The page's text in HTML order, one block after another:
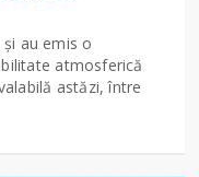
au emis o
atmosferică
astăzi, între